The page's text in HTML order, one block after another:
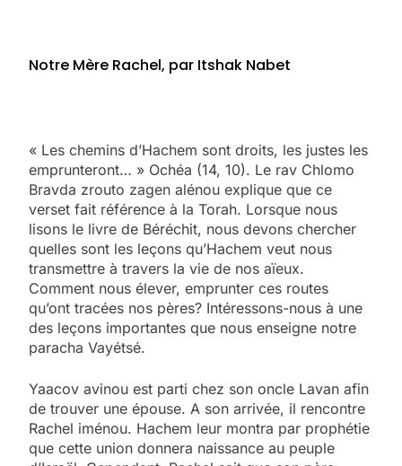
Notre Mère Rachel, par Itshak Nabet
« Les chemins d’Hachem sont droits, les justes les
emprunteront… » Ochéa (14, 10). Le rav Chlomo
Bravda zrouto zagen alénou explique que ce
verset fait référence à la Torah. Lorsque nous
lisons le livre de Béréchit, nous devons chercher
quelles sont les leçons qu’Hachem veut nous
transmettre à travers la vie de nos aïeux.
Comment nous élever, emprunter ces routes
qu’ont tracées nos pères? Intéressons-nous à une
des leçons importantes que nous enseigne notre
paracha Vayétsé.
Yaacov avinou est parti chez son oncle Lavan afin
de trouver une épouse. A son arrivée, il rencontre
Rachel iménou. Hachem leur montra par prophétie
que cette union donnera naissance au peuple